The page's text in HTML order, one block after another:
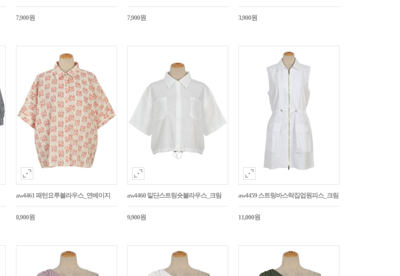
7,900원 7,900원 3,900원
aw4461 패턴요루블라우스_연베이지
8,900원
aw4460 밑단스트링숏블라우스_크림
9,900원
aw4459 스트링바스락집업원피스_크림
11,000원